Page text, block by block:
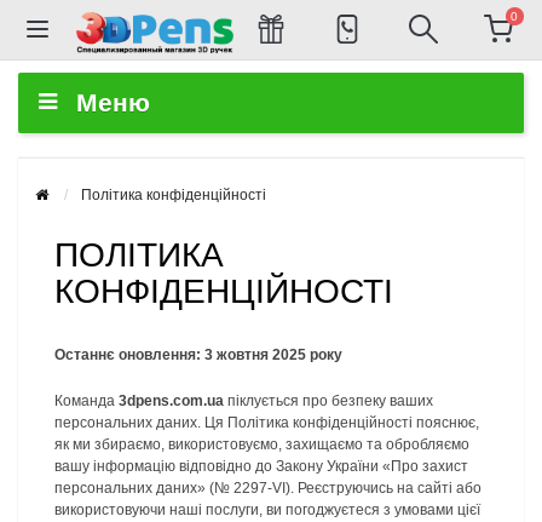
0
Меню
Політика конфіденційності
ПОЛІТИКА
КОНФІДЕНЦІЙНОСТІ
Останнє оновлення: 3 жовтня 2025 року
Команда 3dpens.com.ua піклується про безпеку ваших
персональних даних. Ця Політика конфіденційності пояснює,
як ми збираємо, використовуємо, захищаємо та обробляємо
вашу інформацію відповідно до Закону України «Про захист
персональних даних» (№ 2297-VI). Реєструючись на сайті або
використовуючи наші послуги, ви погоджуєтеся з умовами цієї